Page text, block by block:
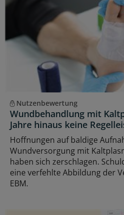
Nutzenbewertung
Wundbehandlung mit
Jahre hinaus keine
Hoffnungen auf baldige
Wundversorgung mit
haben sich zerschlagen.
eine verfehlte Abbildung der
EBM.